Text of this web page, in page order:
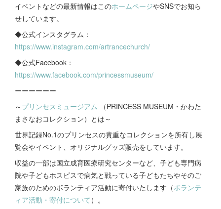
イベントなどの最新情報はこのホームページやSNSでお知ら
せしています。
◆公式インスタグラム：
https://www.instagram.com/artrancechurch/
◆公式Facebook：
https://www.facebook.com/princessmuseum/
ーーーーーー
～ プリンセスミュージアム （PRINCESS MUSEUM・かわた
まさなおコレクション）とは～
世界記録No.1のプリンセスの貴重なコレクションを所有し展
覧会やイベント、オリジナルグッズ販売をしています。
収益の一部は国立成育医療研究センターなど、子ども専門病
院や子どもホスピスで病気と戦っている子どもたちやそのご
家族のためのボランティア活動に寄付いたします（ボランテ
ィア活動・寄付について ）。